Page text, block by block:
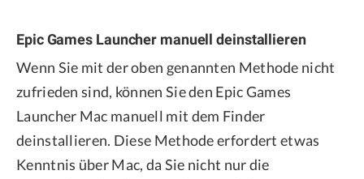
Epic Games Launcher manuell deinstallieren
Wenn Sie mit der oben genannten Methode nicht
zufrieden sind, können Sie den Epic Games
Launcher Mac manuell mit dem Finder
deinstallieren. Diese Methode erfordert etwas
Kenntnis über Mac, da Sie nicht nur die